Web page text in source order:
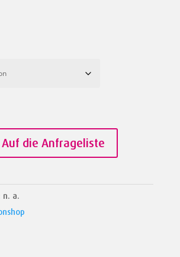
Auf die Anfrageliste
n. a.